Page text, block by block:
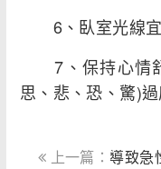
6、臥室光線宜
7、保持心情舒
思、悲、恐、驚)過
上一篇：導致急